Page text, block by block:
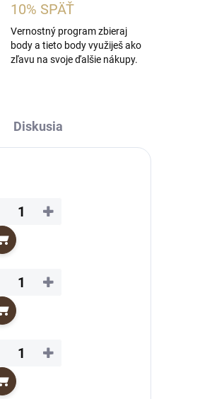
10% SPÄŤ
Vernostný program zbieraj
body a tieto body využiješ ako
zľavu na svoje ďalšie nákupy.
Diskusia
+
Do košíka
+
Do košíka
+
Do košíka